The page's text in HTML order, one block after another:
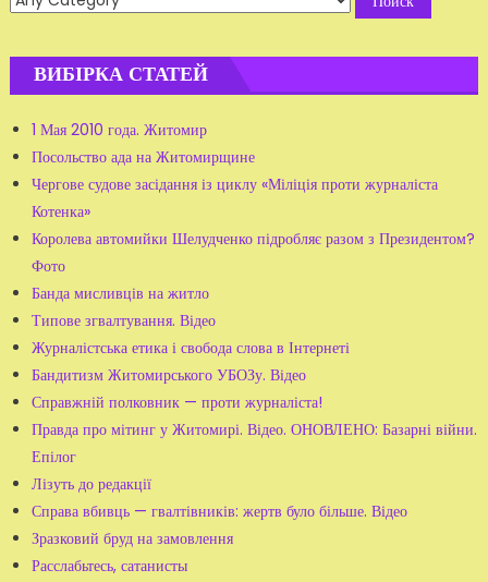
ВИБІРКА СТАТЕЙ
1 Мая 2010 года. Житомир
Посольство ада на Житомирщине
Чергове судове засідання із циклу «Міліція проти журналіста
Котенка»
Королева автомийки Шелудченко підробляє разом з Президентом?
Фото
Банда мисливців на житло
Типове згвалтування. Відео
Журналістська етика і свобода слова в Інтернеті
Бандитизм Житомирського УБОЗу. Відео
Справжній полковник — проти журналіста!
Правда про мітинг у Житомирі. Відео. ОНОВЛЕНО: Базарні війни.
Епілог
Лізуть до редакції
Справа вбивць — гвалтівників: жертв було більше. Відео
Зразковий бруд на замовлення
Расслабьтесь, сатанисты